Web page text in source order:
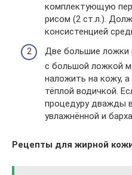
комплектующую
рисом (2 ст.л.).
консистенцией
Две большие ложки
с большой ложкой
наложить на кожу,
тёплой водичкой.
процедуру дважды
увлажнённой и
Рецепты для жирной